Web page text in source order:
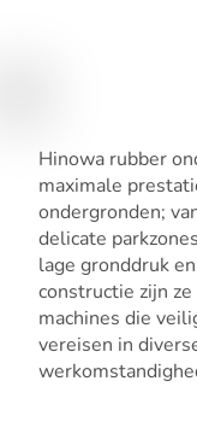
Hinowa rubber
maximale
ondergronden;
delicate
lage gronddruk
constructie zijn
machines die
vereisen in